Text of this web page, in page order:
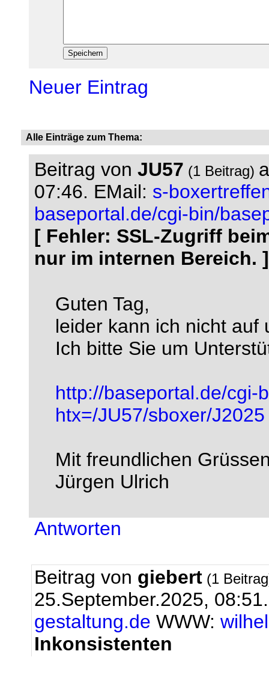
Neuer Eintrag
Alle Einträge zum Thema:
Beitrag von JU57 (1 Beitrag)
07:46. EMail: s-
baseportal.de/cgi-bin/
[ Fehler: SSL-Zugriff
nur im internen Bereich. ]
Guten Tag,
leider kann ich nicht auf
Ich bitte Sie um
http://baseportal.de/cgi-
htx=/JU57/sboxer/J2025
Mit freundlichen
Jürgen Ulrich
Antworten
Beitrag von giebert (1
25.September.2025,
gestaltung.de WWW:
Inkonsistenten